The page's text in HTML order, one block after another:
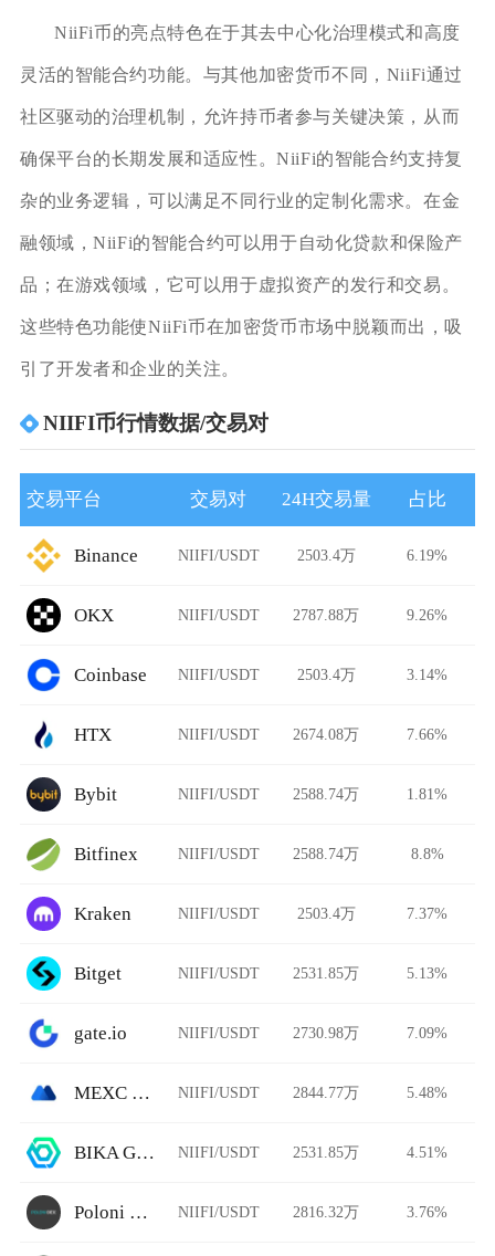
NiiFi币的亮点特色在于其去中心化治理模式和高度
灵活的智能合约功能。与其他加密货币不同，NiiFi通过
社区驱动的治理机制，允许持币者参与关键决策，从而
确保平台的长期发展和适应性。NiiFi的智能合约支持复
杂的业务逻辑，可以满足不同行业的定制化需求。在金
融领域，NiiFi的智能合约可以用于自动化贷款和保险产
品；在游戏领域，它可以用于虚拟资产的发行和交易。
这些特色功能使NiiFi币在加密货币市场中脱颖而出，吸
引了开发者和企业的关注。
NIIFI币行情数据/交易对
交易平台 交易对 24H交易量 占比
Binance NIIFI/USDT 2503.4万 6.19%
OKX NIIFI/USDT 2787.88万 9.26%
Coinbase NIIFI/USDT 2503.4万 3.14%
HTX NIIFI/USDT 2674.08万 7.66%
Bybit NIIFI/USDT 2588.74万 1.81%
Bitfinex NIIFI/USDT 2588.74万 8.8%
Kraken NIIFI/USDT 2503.4万 7.37%
Bitget NIIFI/USDT 2531.85万 5.13%
gate.io NIIFI/USDT 2730.98万 7.09%
MEXC Global NIIFI/USDT 2844.77万 5.48%
BIKA Global NIIFI/USDT 2531.85万 4.51%
Poloni DEX NIIFI/USDT 2816.32万 3.76%